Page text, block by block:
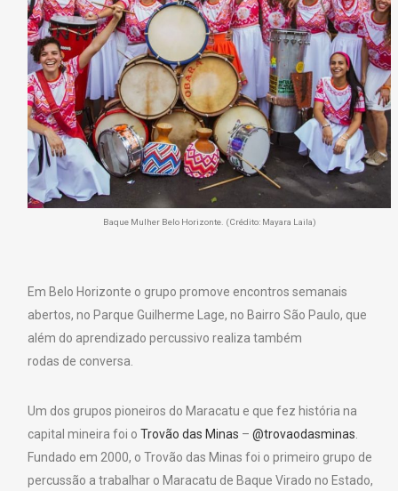
Baque Mulher Belo Horizonte. (Crédito: Mayara Laila)
Em Belo Horizonte o grupo promove encontros semanais
abertos, no Parque Guilherme Lage, no Bairro São Paulo, que
além do aprendizado percussivo realiza também
rodas de conversa.
Um dos grupos pioneiros do Maracatu e que fez história na
capital mineira foi o Trovão das Minas – @trovaodasminas
Fundado em 2000, o Trovão das Minas foi o primeiro grupo de
percussão a trabalhar o Maracatu de Baque Virado no Estado,